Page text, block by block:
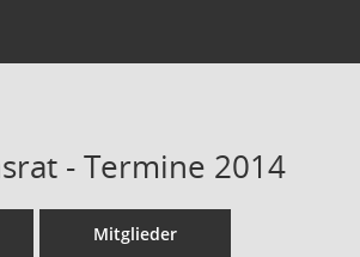
- Termine 2014
Mitglieder